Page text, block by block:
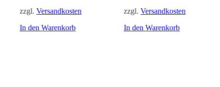
zzgl. Versandkosten
In den Warenkorb
zzgl.Versandkosten
In den Warenkorb